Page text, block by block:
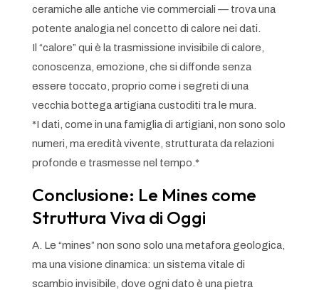
ceramiche alle antiche vie commerciali — trova una
potente analogia nel concetto di calore nei dati.
Il “calore” qui è la trasmissione invisibile di calore,
conoscenza, emozione, che si diffonde senza
essere toccato, proprio come i segreti di una
vecchia bottega artigiana custoditi tra le mura.
*I dati, come in una famiglia di artigiani, non sono solo
numeri, ma eredità vivente, strutturata da relazioni
profonde e trasmesse nel tempo.*
Conclusione: Le Mines come
Struttura Viva di Oggi
A. Le “mines” non sono solo una metafora geologica,
ma una visione dinamica: un sistema vitale di
scambio invisibile, dove ogni dato è una pietra